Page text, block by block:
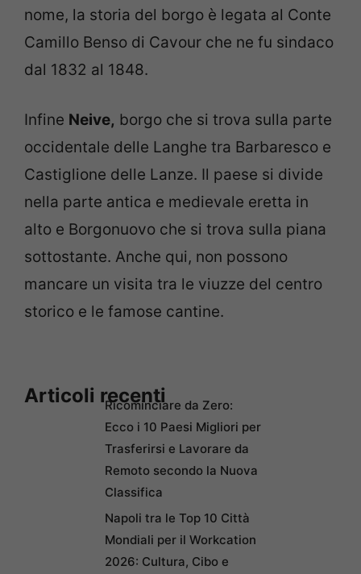
nome, la storia del borgo è legata al Conte
Camillo Benso di Cavour che ne fu sindaco
dal 1832 al 1848.
Infine Neive, borgo che si trova sulla parte
occidentale delle Langhe tra Barbaresco e
Castiglione delle Lanze. Il paese si divide
nella parte antica e medievale eretta in
alto e Borgonuovo che si trova sulla piana
sottostante. Anche qui, non possono
mancare un visita tra le viuzze del centro
storico e le famose cantine.
Articoli recentiRicominciare da Zero:
Ecco i 10 Paesi Migliori per
Trasferirsi e Lavorare da
Remoto secondo la Nuova
Classifica
Napoli tra le Top 10 Città
Mondiali per il Workcation
2026: Cultura, Cibo e